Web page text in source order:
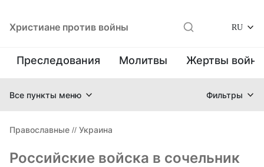
Христиане против войны RU
Преследования Молитвы Жертвы
Все пункты меню Фильтры
Православные // Украина
Российские войска в сочельник